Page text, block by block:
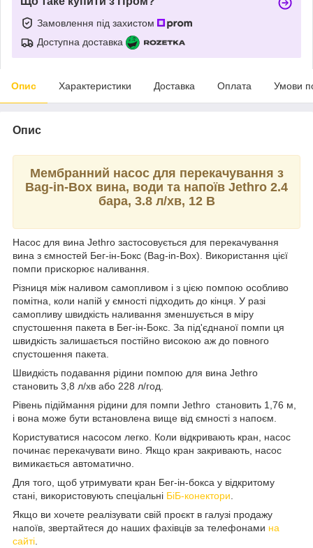
Замовлення під захистом
Доступна доставка
Опис Характеристики Доставка Оплата Умови
Опис
Мембранний насос для перекачування з
Bag-in-Box вина, води та напоїв Jethro 2.4
бара, 3.8 л/хв, 12 В
Насос для вина Jethro застосовується для перекачування
вина з ємностей Бег-ін-Бокс (Bag-in-Box). Використання цієї
помпи прискорює наливання.
Різниця між наливом самопливом і з цією помпою особливо
помітна, коли напій у ємності підходить до кінця. У разі
самопливу швидкість наливання зменшується в міру
спустошення пакета в Бег-ін-Бокс. За під'єднаної помпи ця
швидкість залишається постійно високою аж до повного
спустошення пакета.
Швидкість подавання рідини помпою для вина Jethro
становить 3,8 л/хв або 228 л/год.
Рівень підіймання рідини для помпи Jethro становить 1,76 м,
і вона може бути встановлена вище від ємності з напоєм.
Користуватися насосом легко. Коли відкривають кран, насос
починає перекачувати вино. Якщо кран закривають, насос
вимикається автоматично.
Для того, щоб утримувати кран Бег-ін-бокса у відкритому
стані, використовують спеціальні БіБ-конектори.
Якщо ви хочете реалізувати свій проєкт в галузі продажу
напоїв, звертайтеся до наших фахівців за телефонами на
сайті.